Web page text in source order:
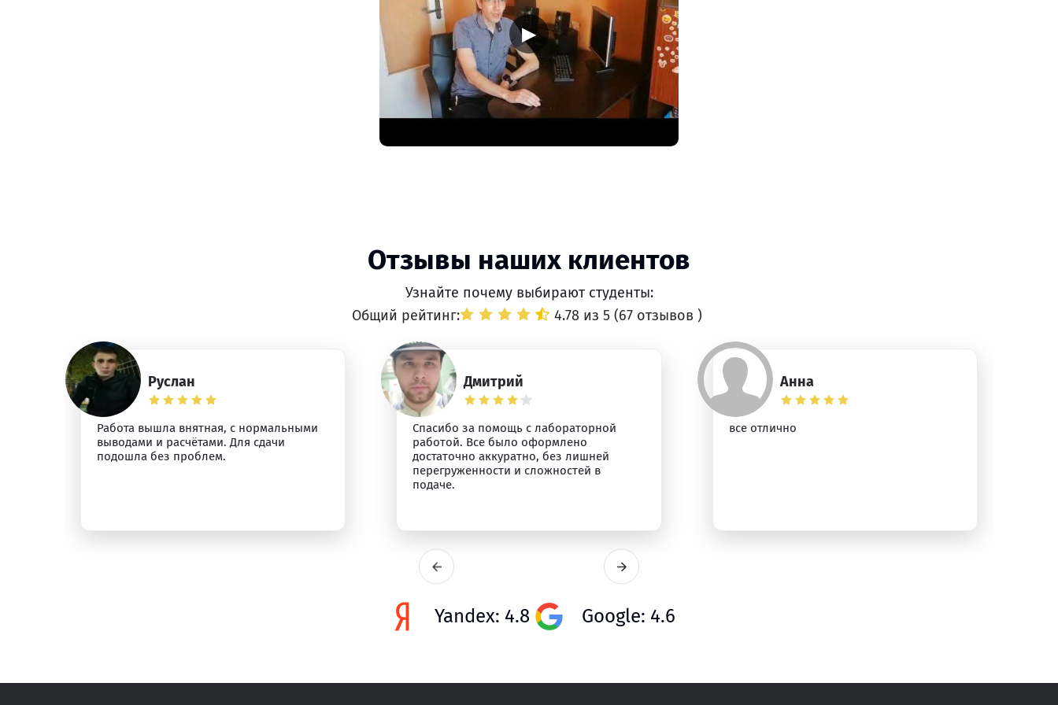
▶
Отзывы наших клиентов
Узнайте почему выбирают студенты:
Общий рейтинг:
4.78 из 5 (67 отзывов )
Руслан
Работа вышла внятная, с нормальными
выводами и расчётами. Для сдачи
подошла без проблем.
Дмитрий
Спасибо за помощь с лабораторной
работой. Все было оформлено
достаточно аккуратно, без лишней
перегруженности и сложностей в
подаче.
Анна
все отлично
Yandex: 4.8 Google: 4.6